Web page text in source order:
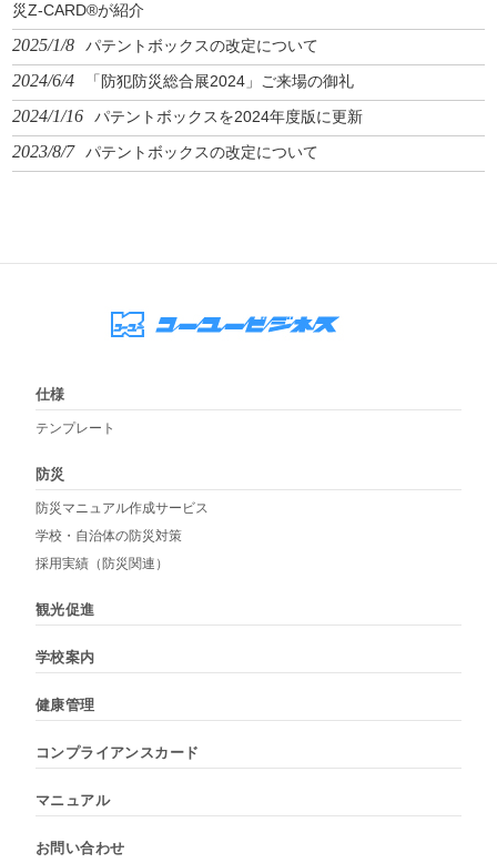
災Z-CARD®が紹介
2025/1/8 パテントボックスの改定について
2024/6/4 「防犯防災総合展2024」ご来場の御礼
2024/1/16 パテントボックスを2024年度版に更新
2023/8/7 パテントボックスの改定について
仕様
テンプレート
防災
防災マニュアル作成サービス
学校・自治体の防災対策
採用実績（防災関連）
観光促進
学校案内
健康管理
コンプライアンスカード
マニュアル
お問い合わせ